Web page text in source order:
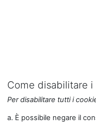
Come disabilitare i
Per disabilitare tutti i
a. È possibile negare il